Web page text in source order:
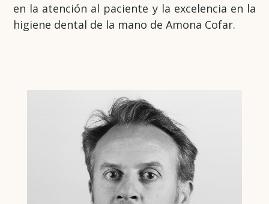
en la atención al paciente y la excelencia en la
higiene dental de la mano de Amona Cofar.
Licenciado en odontología por la